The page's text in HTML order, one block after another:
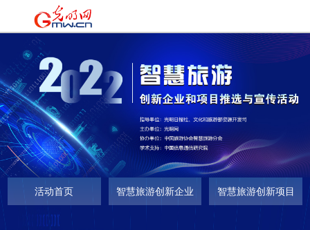
时政 | | 科技 |
教育 经济 | 生活 | 法治 | 更多+
活动首页 智慧旅游创新企业 智慧旅游创新项目